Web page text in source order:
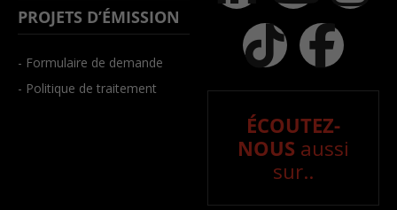
PROJETS D’ÉMISSION
- Formulaire de demande
- Politique de traitement
ÉCOUTEZ-
NOUS aussi
sur..